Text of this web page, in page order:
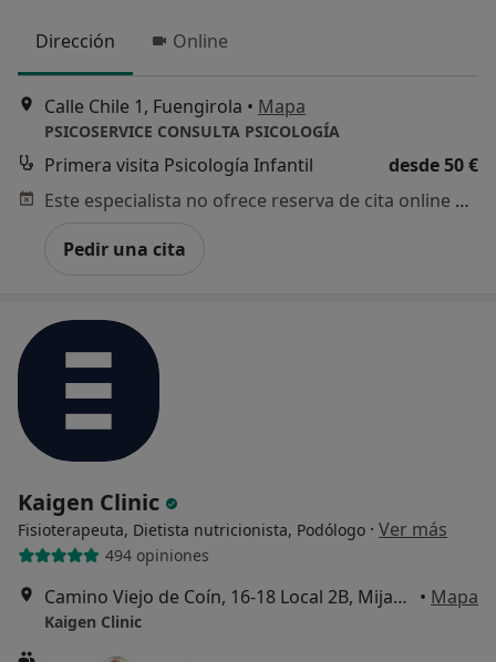
Dirección Online
Calle Chile 1, Fuengirola • Mapa
PSICOSERVICE CONSULTA PSICOLOGÍA
Primera visita Psicología Infantil
desde 50 €
Este especialista no ofrece reserva de cita online en esta dirección.
Pedir una cita
Kaigen Clinic
Fisioterapeuta, Dietista nutricionista, Podólogo · Ver más
494 opiniones
Camino Viejo de Coín, 16-18 Local 2B, Mijas-Costa • Mapa
Kaigen Clinic